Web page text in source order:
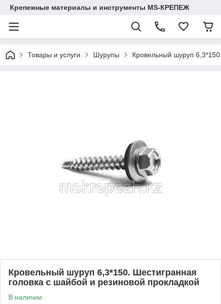
Крепежные материалы и инструменты MS-КРЕПЕЖ
Товары и услуги Шурупы Кровельный шуруп
Кровельный шуруп 6,3*150. Шестигранная
головка с шайбой и резиновой прокладкой
В наличии